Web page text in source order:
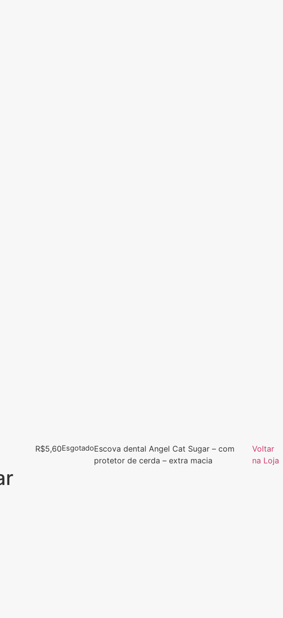
R$5,60EsgotadoEscova dental Angel Cat Sugar – com
protetor de cerda – extra macia
Voltar
na Loja